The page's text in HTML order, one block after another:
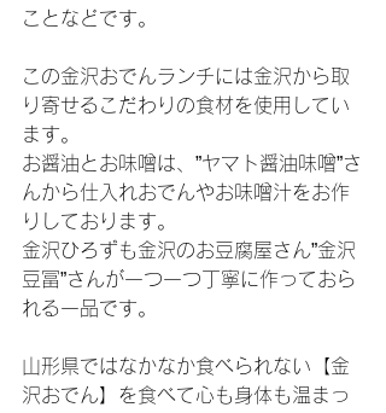
ことなどです。
この金沢おでんランチには金沢から取
り寄せるこだわりの食材を使用してい
ます。
お醤油とお味噌は、”ヤマト醤油味噌”さ
んから仕入れおでんやお味噌汁をお作
りしております。
金沢ひろずも金沢のお豆腐屋さん”金沢
豆冨”さんが一つ一つ丁寧に作っておら
れる一品です。
山形県ではなかなか食べられない【金
沢おでん】を食べて心も身体も温まっ